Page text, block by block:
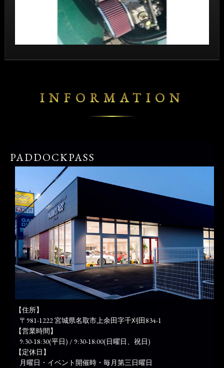
INFORMATION
PADDOCKPASS
【住所】
〒981-1222 宮城県名取市上余田字千刈田834-1
【営業時間】
9:30-18:30(平日) / 9:30-18:00(日曜日、祝日)
【定休日】
月曜日・イベント開催時・毎月第三日曜日